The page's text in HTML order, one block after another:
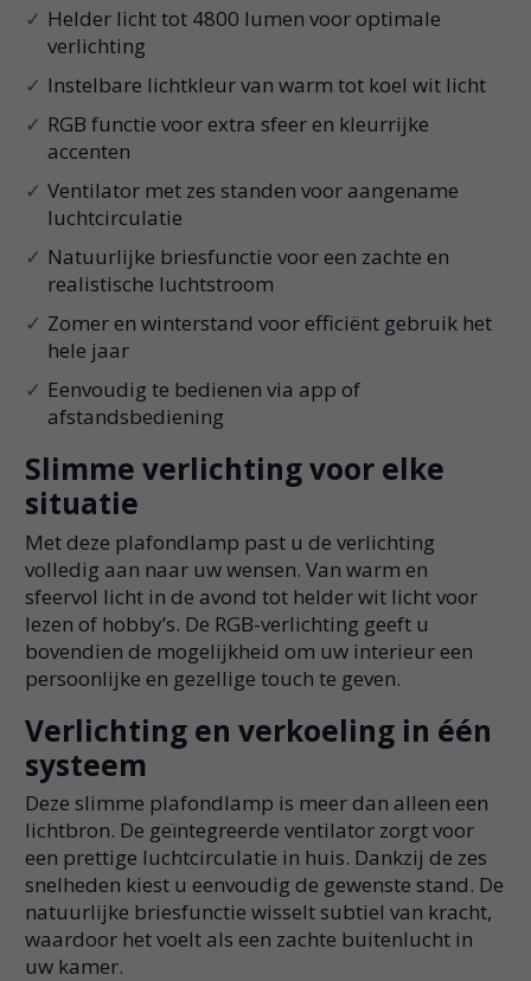
Helder licht tot 4800 lumen voor optimale
verlichting
Instelbare lichtkleur van warm tot koel wit licht
RGB functie voor extra sfeer en kleurrijke
accenten
Ventilator met zes standen voor aangename
luchtcirculatie
Natuurlijke briesfunctie voor een zachte en
realistische luchtstroom
Zomer en winterstand voor efficiënt gebruik het
hele jaar
Eenvoudig te bedienen via app of
afstandsbediening
Slimme verlichting voor elke
situatie
Met deze plafondlamp past u de verlichting
volledig aan naar uw wensen. Van warm en
sfeervol licht in de avond tot helder wit licht voor
lezen of hobby’s. De RGB-verlichting geeft u
bovendien de mogelijkheid om uw interieur een
persoonlijke en gezellige touch te geven.
Verlichting en verkoeling in één
systeem
Deze slimme plafondlamp is meer dan alleen een
lichtbron. De geïntegreerde ventilator zorgt voor
een prettige luchtcirculatie in huis. Dankzij de zes
snelheden kiest u eenvoudig de gewenste stand. De
natuurlijke briesfunctie wisselt subtiel van kracht,
waardoor het voelt als een zachte buitenlucht in
uw kamer.